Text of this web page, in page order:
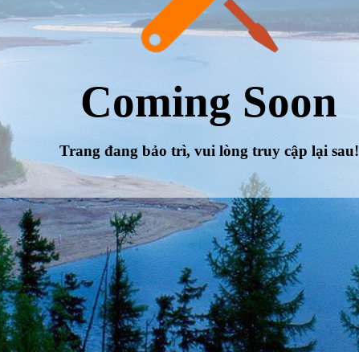
Coming Soon
Trang đang bảo trì, vui lòng truy cập lại sau!